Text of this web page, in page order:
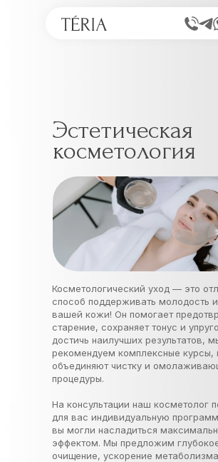
Косметологический уход — это
способ поддерживать молодость
вашей кожи! Он помогает
старение, сохраняет тонус и
достичь наилучших результатов,
рекомендуем комплексные курсы,
объединяют чистку и
процедуры.
На консультации наш косметолог
для вас индивидуальную
вы могли насладиться
эффектом. Мы предложим
очищение, ускорение
Эстетическая
косметология